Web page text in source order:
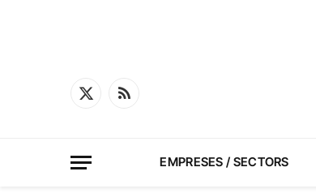
X
RSS
EMPRESES / SECTORS